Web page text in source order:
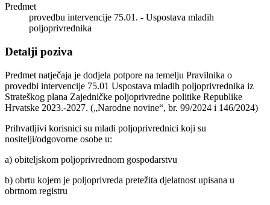
Predmet
provedbu intervencije 75.01. - Uspostava mladih
poljoprivrednika
Detalji poziva
Predmet natječaja je dodjela potpore na temelju Pravilnika o
provedbi intervencije 75.01 Uspostava mladih poljoprivrednika iz
Strateškog plana Zajedničke poljoprivredne politike Republike
Hrvatske 2023.-2027. („Narodne novine“, br. 99/2024 i 146/2024)
Prihvatljivi korisnici su mladi poljoprivrednici koji su
nositelji/odgovorne osobe u:
a) obiteljskom poljoprivrednom gospodarstvu
b) obrtu kojem je poljoprivreda pretežita djelatnost upisana u
obrtnom registru